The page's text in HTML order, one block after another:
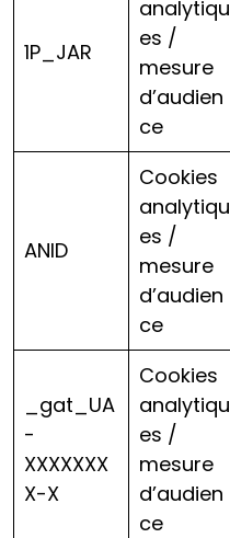
1P_JAR
analytiqu
es /
mesure
d’audien
ce
ANID
Cookies
analytiqu
es /
mesure
d’audien
ce
_gat_UA
-
XXXXXXX
X-X
Cookies
analytiqu
es /
mesure
d’audien
ce